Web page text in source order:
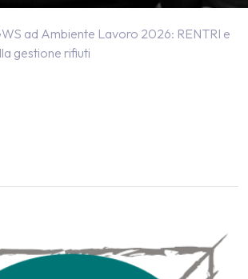
ad Ambiente Lavoro 2026: RENTRI e
gestione rifiuti
ad